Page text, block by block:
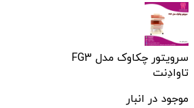
سرویتور چکاوک مدل FG3
تاوادِنت
موجود در انبار